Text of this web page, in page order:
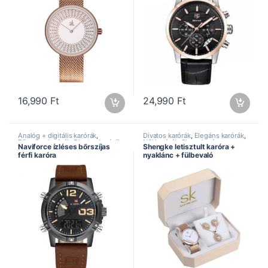
16,990 Ft 24,990 Ft
Analóg + digitális karórák,
Bőrszíjas karórák Divatos karórák
Dual kijelzős karórák,Férfi
karórák,Naviforce óra
Naviforce ízléses bőrszíjas
férfi karóra
Divatos karórák, Elegáns karórák,
Női karórák Shengke óra,
Speciális ajánlat
Shengke letisztult karóra +
nyaklánc + fülbevaló